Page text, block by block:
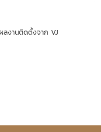
ลงานติดตั้งจาก VJ